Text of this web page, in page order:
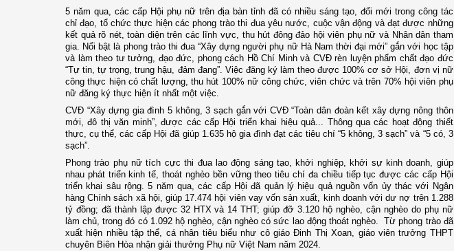
5 năm qua, các cấp Hội phụ nữ trên địa bàn tỉnh đã có nhiều sáng tạo, đổi mới trong công tác
chỉ đạo, tổ chức thực hiện các phong trào thi đua yêu nước, cuộc vận động và đạt được những
kết quả rõ nét, toàn diện trên các lĩnh vực, thu hút đông đảo hội viên phụ nữ và Nhân dân tham
gia. Nổi bật là phong trào thi đua “Xây dựng người phụ nữ Hà Nam thời đại mới” gắn với học tập
và làm theo tư tưởng, đạo đức, phong cách Hồ Chí Minh và CVĐ rèn luyện phẩm chất đạo đức
“Tự tin, tự trọng, trung hậu, đảm đang”. Việc đăng ký làm theo được 100% cơ sở Hội, đơn vị nữ
công thực hiện có chất lượng, thu hút 100% nữ công chức, viên chức và trên 70% hội viên phụ
nữ đăng ký thực hiện ít nhất một việc.
CVĐ “Xây dựng gia đình 5 không, 3 sạch gắn với CVĐ “Toàn dân đoàn kết xây dựng nông thôn
mới, đô thị văn minh”, được các cấp Hội triển khai hiệu quả... Thông qua các hoạt động thiết
thực, cụ thể, các cấp Hội đã giúp 1.635 hộ gia đình đạt các tiêu chí “5 không, 3 sạch” và “5 có, 3
sạch”.
Phong trào phụ nữ tích cực thi đua lao động sáng tạo, khởi nghiệp, khởi sự kinh doanh, giúp
nhau phát triển kinh tế, thoát nghèo bền vững theo tiêu chí đa chiều tiếp tục được các cấp Hội
triển khai sâu rộng. 5 năm qua, các cấp Hội đã quản lý hiệu quả nguồn vốn ủy thác với Ngân
hàng Chính sách xã hội, giúp 17.474 hội viên vay vốn sản xuất, kinh doanh với dư nợ trên 1.288
tỷ đồng; đã thành lập được 32 HTX và 14 THT; giúp đỡ 3.120 hộ nghèo, cận nghèo do phụ nữ
làm chủ, trong đó có 1.092 hộ nghèo, cận nghèo có sức lao động thoát nghèo. Từ phong trào đã
xuất hiện nhiều tập thể, cá nhân tiêu biểu như cô giáo Đinh Thị Xoan, giáo viên trưởng THPT
chuyên Biên Hòa nhận giải thưởng Phụ nữ Việt Nam năm 2024.